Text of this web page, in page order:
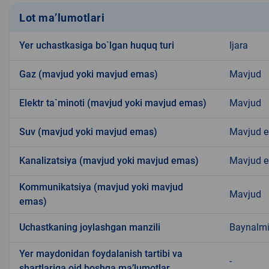
Lot ma’lumotlari
Yer uchastkasiga bo`lgan huquq turi Ijara
Gaz (mavjud yoki mavjud emas) Mavjud
Elektr ta`minoti (mavjud yoki mavjud emas) Mavjud
Suv (mavjud yoki mavjud emas) Mavjud
Kanalizatsiya (mavjud yoki mavjud emas) Mavjud
Kommunikatsiya (mavjud yoki mavjud
emas)
Mavjud
Uchastkaning joylashgan manzili
Yer maydonidan foydalanish tartibi va
-